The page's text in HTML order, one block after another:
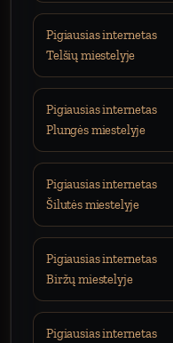
Pigiausias internetas
Telšių miestelyje
Pigiausias internetas
Plungės miestelyje
Pigiausias internetas
Šilutės miestelyje
Pigiausias internetas
Biržų miestelyje
Pigiausias internetas